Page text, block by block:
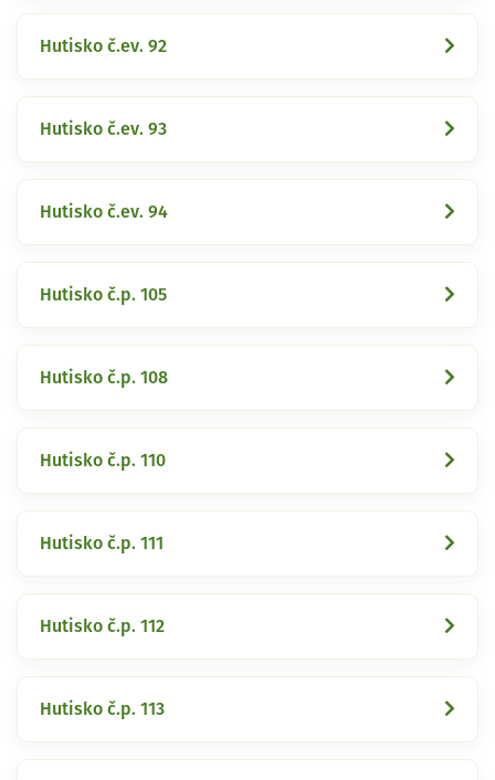
Hutisko č.ev. 92
Hutisko č.ev. 93
Hutisko č.ev. 94
Hutisko č.p. 105
Hutisko č.p. 108
Hutisko č.p. 110
Hutisko č.p. 111
Hutisko č.p. 112
Hutisko č.p. 113